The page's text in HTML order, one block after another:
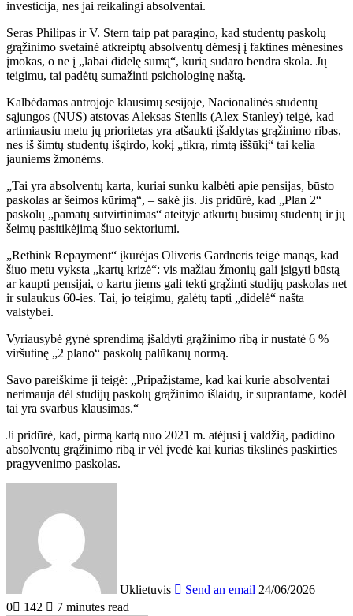
investicija, nes jai reikalingi absolventai.
Seras Philipas ir V. Stern taip pat paragino, kad studentų paskolų
grąžinimo svetainė atkreiptų absolventų dėmesį į faktines mėnesines
įmokas, o ne į „labai didelę sumą“, kurią sudaro bendra skola. Jų
teigimu, tai padėtų sumažinti psichologinę naštą.
Kalbėdamas antrojoje klausimų sesijoje, Nacionalinės studentų
sąjungos (NUS) atstovas Aleksas Stenlis (Alex Stanley) teigė, kad
artimiausiu metu jų prioritetas yra atšaukti įšaldytas grąžinimo ribas,
nes iš šimtų studentų išgirdo, kokį „tikrą, rimtą iššūkį“ tai kelia
jauniems žmonėms.
„Tai yra absolventų karta, kuriai sunku kalbėti apie pensijas, būsto
paskolas ar šeimos kūrimą“, – sakė jis. Jis pridūrė, kad „Plan 2“
paskolų „pamatų sutvirtinimas“ ateityje atkurtų būsimų studentų ir jų
šeimų pasitikėjimą šiuo sektoriumi.
„Rethink Repayment“ įkūrėjas Oliveris Gardneris teigė manąs, kad
šiuo metu vyksta „kartų krizė“: vis mažiau žmonių gali įsigyti būstą
ar kaupti pensijai, o kartu jiems gali tekti grąžinti studijų paskolas net
ir sulaukus 60-ies. Tai, jo teigimu, galėtų tapti „didelė“ našta
valstybei.
Vyriausybė gynė sprendimą įšaldyti grąžinimo ribą ir nustatė 6 %
viršutinę „2 plano“ paskolų palūkanų normą.
Savo pareiškime ji teigė: „Pripažįstame, kad kai kurie absolventai
nerimauja dėl studijų paskolų grąžinimo išlaidų, ir suprantame, kodėl
tai yra svarbus klausimas.“
Ji pridūrė, kad, pirmą kartą nuo 2021 m. atėjusi į valdžią, padidino
absolventų grąžinimo ribą ir vėl įvedė kai kurias tikslinės paskirties
pragyvenimo paskolas.
Uklietuvis Send an email 24/06/2026
0
142 7 minutes read